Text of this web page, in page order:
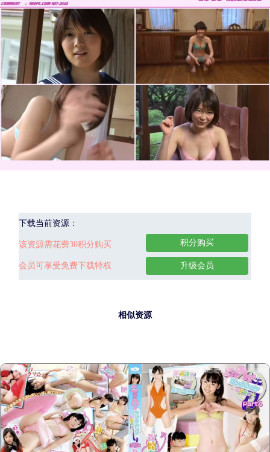
下载当前资源：
该资源需花费30积分购买
会员可享受免费下载特权
积分购买
升级会员
相似资源